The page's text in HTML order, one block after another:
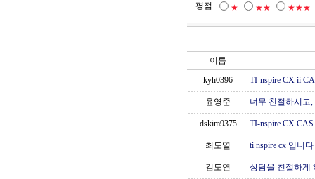
평점 ★ ★★ ★★★
이름
kyh0396
TI-nspire CX ii
윤영준 너무 친절하시고
dskim9375 TI-nspire CX
최도열 ti nspire cx 입니다
김도연 상담을 친절하게